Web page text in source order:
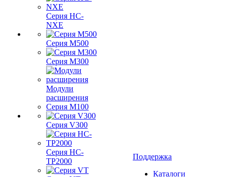
Серия HC-
NXE
Серия M500
Серия M300
Модули
расширения
Серия M100
Серия V300
Серия HC-
TP2000
Поддержка
Каталоги